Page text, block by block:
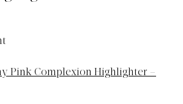
Pink Complexion Highlighter –